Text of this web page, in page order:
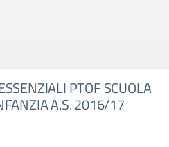
PTOF SCUOLA
A.S. 2016/17